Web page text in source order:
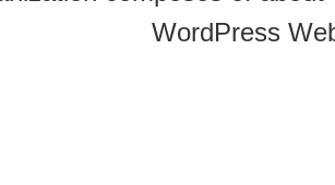
WordPress